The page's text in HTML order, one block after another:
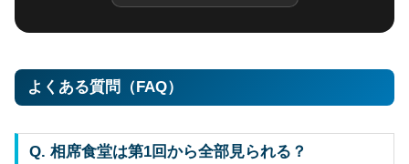
よくある質問（FAQ）
Q. 相席食堂は第1回から全部見られる？